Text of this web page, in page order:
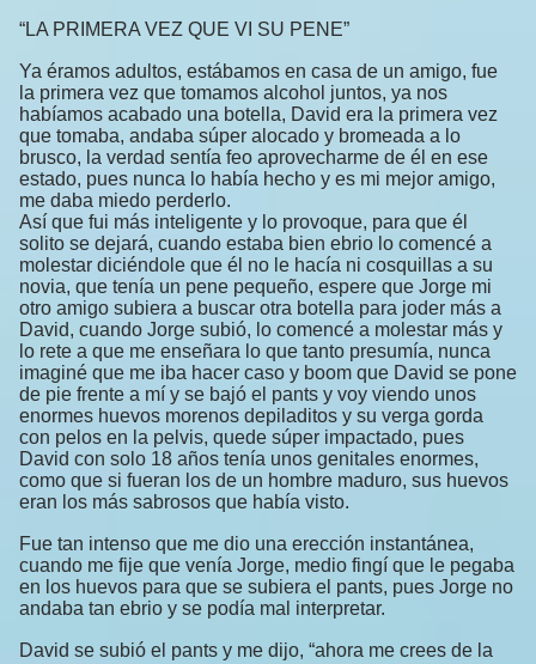
“LA PRIMERA VEZ QUE VI SU PENE”
Ya éramos adultos, estábamos en casa de un amigo, fue
la primera vez que tomamos alcohol juntos, ya nos
habíamos acabado una botella, David era la primera vez
que tomaba, andaba súper alocado y bromeada a lo
brusco, la verdad sentía feo aprovecharme de él en ese
estado, pues nunca lo había hecho y es mi mejor amigo,
me daba miedo perderlo.
Así que fui más inteligente y lo provoque, para que él
solito se dejará, cuando estaba bien ebrio lo comencé a
molestar diciéndole que él no le hacía ni cosquillas a su
novia, que tenía un pene pequeño, espere que Jorge mi
otro amigo subiera a buscar otra botella para joder más a
David, cuando Jorge subió, lo comencé a molestar más y
lo rete a que me enseñara lo que tanto presumía, nunca
imaginé que me iba hacer caso y boom que David se pone
de pie frente a mí y se bajó el pants y voy viendo unos
enormes huevos morenos depiladitos y su verga gorda
con pelos en la pelvis, quede súper impactado, pues
David con solo 18 años tenía unos genitales enormes,
como que si fueran los de un hombre maduro, sus huevos
eran los más sabrosos que había visto.
Fue tan intenso que me dio una erección instantánea,
cuando me fije que venía Jorge, medio fingí que le pegaba
en los huevos para que se subiera el pants, pues Jorge no
andaba tan ebrio y se podía mal interpretar.
David se subió el pants y me dijo, “ahora me crees de la